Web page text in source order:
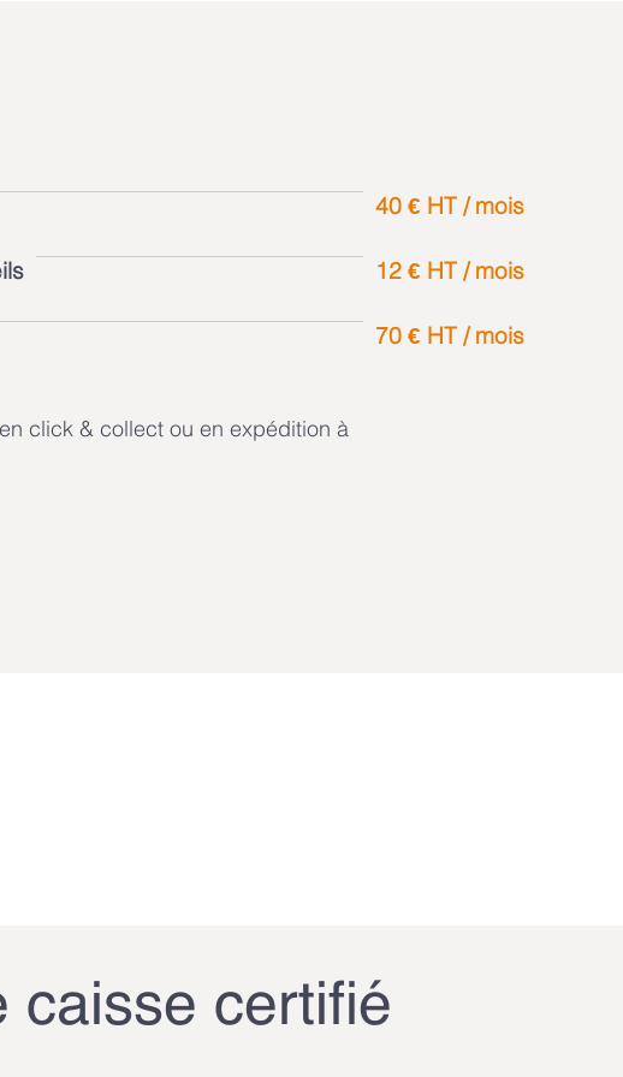
40 € HT / mois
12 € HT / mois
70 € HT / mois
click & collect ou en expédition à
caisse certifié